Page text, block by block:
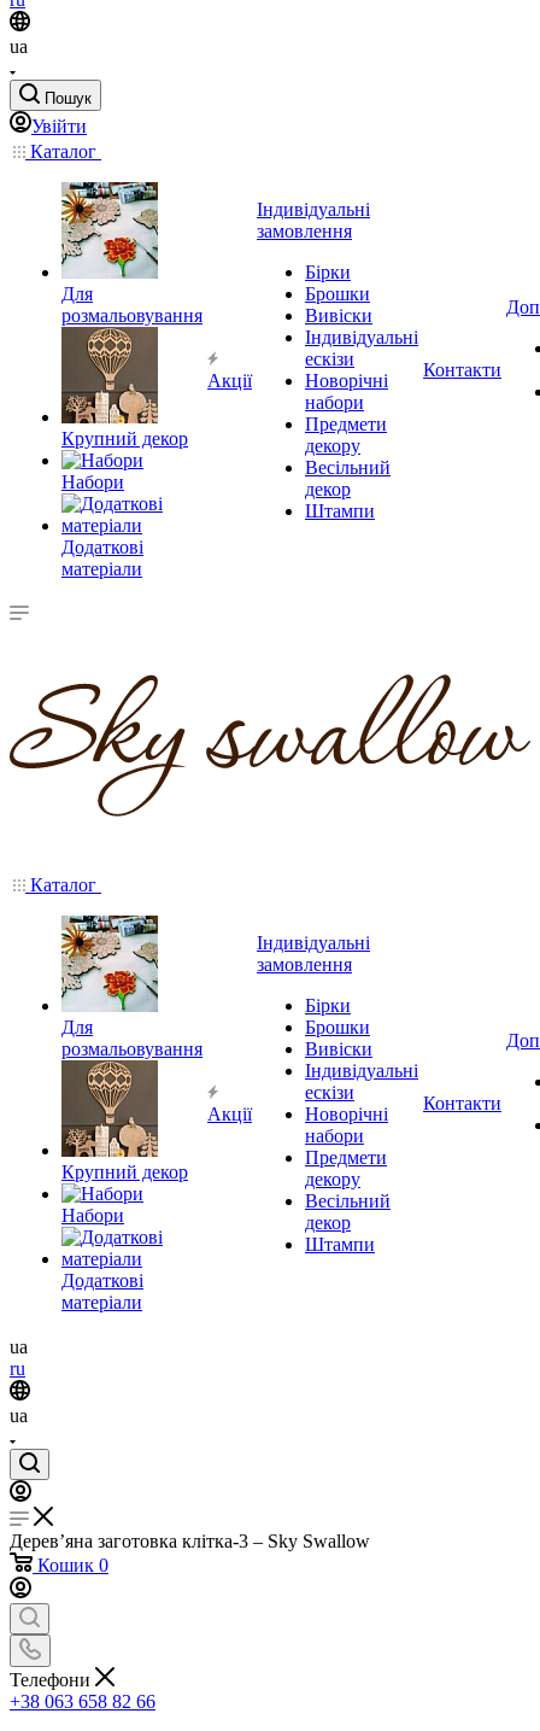
ua
Пошук
Увійти
Каталог
Для
розмальовування
Крупний декор
Набори
Додаткові
матеріали
Акції
Індивідуальні
замовлення
Бірки
Брошки
Вивіски
Індивідуальні
ескізи
Новорічні
набори
Предмети
декору
Весільний
декор
Штампи
Контакти
Каталог
Для
розмальовування
Крупний декор
Набори
Додаткові
матеріали
Акції
Індивідуальні
замовлення
Бірки
Брошки
Вивіски
Індивідуальні
ескізи
Новорічні
набори
Предмети
декору
Весільний
декор
Штампи
Контакти
ua
ru
ua
Дерев’яна заготовка клітка-3 – Sky Swallow
Кошик 0
Телефони
+38 063 658 82 66